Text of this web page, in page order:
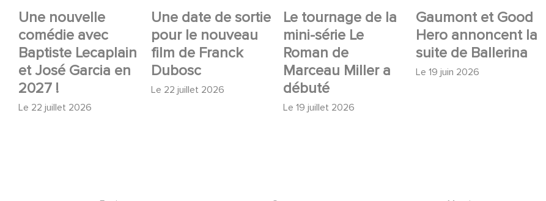
Une nouvelle
comédie avec
Baptiste Lecaplain
et José Garcia en
2027 !
Le 22 juillet 2026
Une date de sortie
pour le nouveau
film de Franck
Dubosc
Le 22 juillet 2026
Le tournage de la
mini-série Le
Roman de
Marceau Miller a
débuté
Le 19 juillet 2026
Gaumont et Good
Hero annoncent la
suite de Ballerina
Le 19 juin 2026